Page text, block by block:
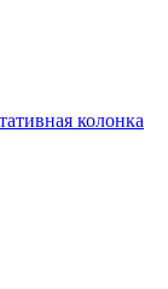
колонка